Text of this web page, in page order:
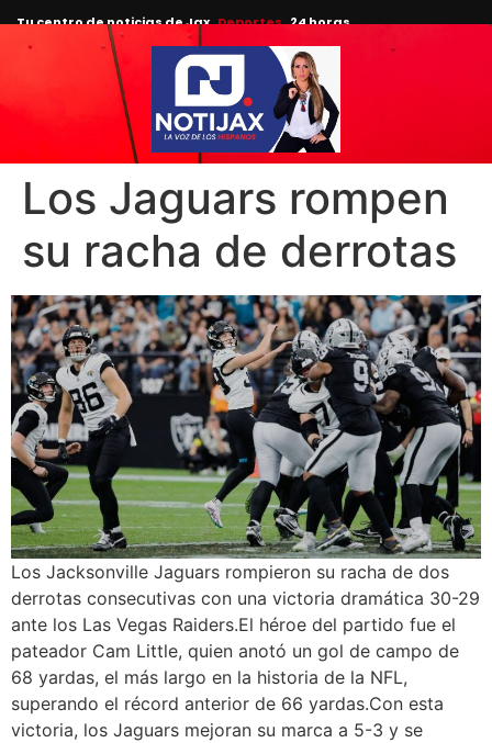
Tu centro de noticias de Jax Deportes 24 horas.
Los Jaguars rompen
su racha de derrotas
Los Jacksonville Jaguars rompieron su racha de dos
derrotas consecutivas con una victoria dramática 30-29
ante los Las Vegas Raiders.El héroe del partido fue el
pateador Cam Little, quien anotó un gol de campo de
68 yardas, el más largo en la historia de la NFL,
superando el récord anterior de 66 yardas.Con esta
victoria, los Jaguars mejoran su marca a 5-3 y se